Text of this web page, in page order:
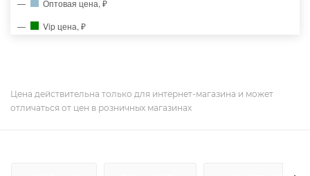
Оптовая цена, ₽
Vip цена, ₽
Цена действительна только для интернет-магазина и может
отличаться от цен в розничных магазинах